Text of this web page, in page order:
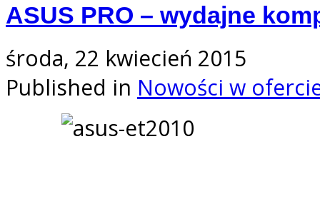
ASUS PRO – wydajne
środa, 22 kwiecień 2015
Published in Nowości w